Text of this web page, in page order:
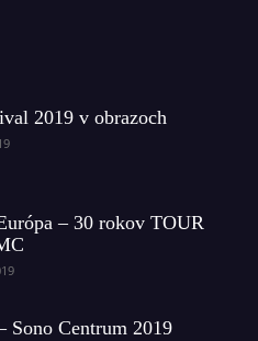
2019 v obrazoch
– 30 rokov TOUR
Sono Centrum 2019